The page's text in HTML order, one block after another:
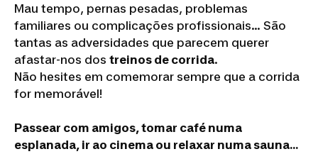
Mau tempo, pernas pesadas, problemas
familiares ou complicações profissionais... São
tantas as adversidades que parecem querer
afastar-nos dos treinos de corrida.
Não hesites em comemorar sempre que a corrida
for memorável!
Passear com amigos, tomar café numa
esplanada, ir ao cinema ou relaxar numa sauna...